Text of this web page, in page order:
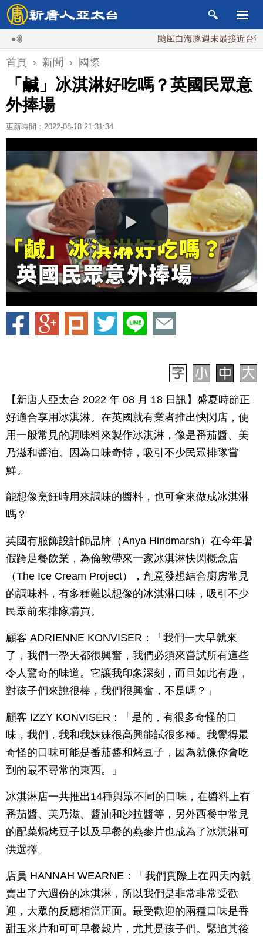
颱風白海豚週末最接近台灣 最快
首頁 › 新聞 › 國際
「鹹」冰淇淋好吃嗎？英國民眾意
外捧場
更新時間：2022-08-18 21:31:34
【新唐人亞太台 2022 年 08 月 18 日訊】盛夏時節正
好適合享用冰淇淋。在英國就有業者推出快閃店，使
用一般常見的調味料來製作冰淇淋，像是番茄醬、美
乃滋和醬油。因為口味奇特，吸引不少民眾排隊嘗
鮮。
能想像烹飪時用來調味的醬料，也可拿來做成冰淇淋
嗎？
英國有服飾設計師品牌（Anya Hindmarsh）在今年暑
假跨足餐飲業，為倫敦帶來一家冰淇淋快閃概念店
（The Ice Cream Project），創意發想結合廚房常見
的調味料，有多種難以想像的冰淇淋口味，吸引不少
民眾前來排隊購買。
顧客 ADRIENNE KONVISER：「我們一大早就來
了，我們一整天都很興奮，我們必須來嘗試所有這些
令人驚奇的味道。它讓我印象深刻，而且如此有趣，
對孩子們來說很棒，我們很興奮，不是嗎？」
顧客 IZZY KONVISER：「是的，有很多奇怪的口
味，我們，我和我妹妹很高興能試很多種。我覺得最
奇怪的口味可能是番茄醬和烤豆子，因為就像你會吃
到的最不尋常的東西。」
冰淇淋店一共推出14種與眾不同的口味，在醬料上有
番茄醬、美乃滋、醬油和沙拉醬等，另外西餐中常見
的配菜焗烤豆子以及早餐的燕麥片也成為了冰淇淋可
供選擇。
店員 HANNAH WEARNE：「我們實際上在四天內就
賣出了六週份的冰淇淋，所以我們是非常非常受歡
迎，大眾的反應相當正面。最受歡迎的兩種口味是香
甜玉米片和可可早餐穀片，尤其是孩子們。緊追其後